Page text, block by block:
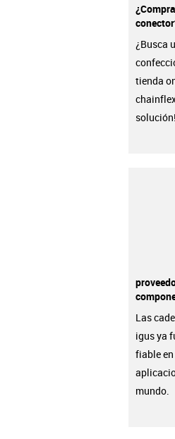
¿Busca
tienda
solución!
Las
igus ya
fiable
mundo.